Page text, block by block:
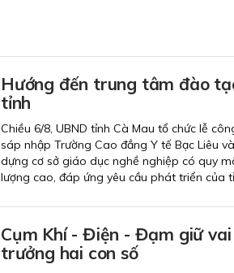
Hướng đến trung tâm đào
tỉnh
Chiều 6/8, UBND tỉnh Cà Mau tổ chức lễ
sáp nhập Trường Cao đẳng Y tế Bạc Liêu
dựng cơ sở giáo dục nghề nghiệp có quy
lượng cao, đáp ứng yêu cầu phát triển của
Cụm Khí - Điện - Đạm giữ
trưởng hai con số